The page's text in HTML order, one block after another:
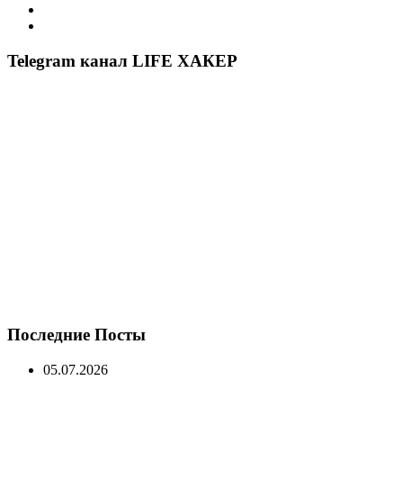
Telegram канал LIFE ХАКЕР
Последние Посты
05.07.2026